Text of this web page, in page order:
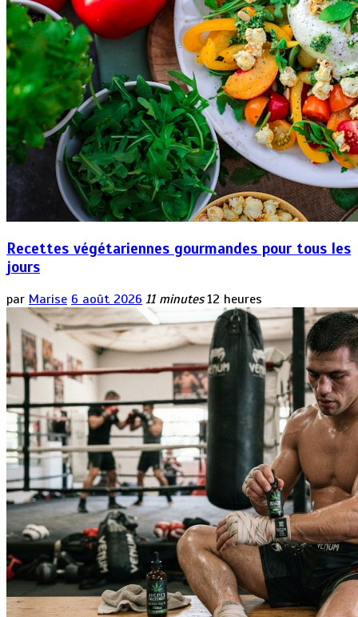
Recettes végétariennes gourmandes pour tous les
jours
par Marise 6 août 2026 11 minutes 12 heures